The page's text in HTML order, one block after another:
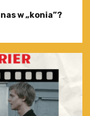
w „konia”?